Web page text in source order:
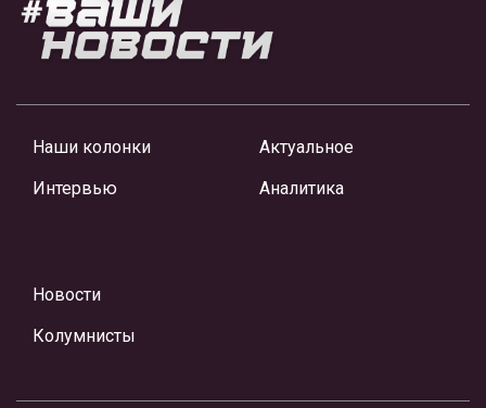
Наши колонки
Интервью
Актуальное
Аналитика
Новости
Колумнисты